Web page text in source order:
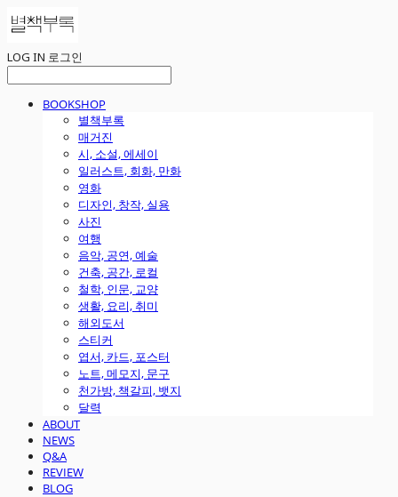
LOG IN 로그인
BOOKSHOP
별책부록
매거진
시, 소설, 에세이
일러스트, 회화, 만화
영화
디자인, 창작, 실용
사진
여행
음악, 공연, 예술
건축, 공간, 로컬
철학, 인문, 교양
생활, 요리, 취미
해외도서
스티커
엽서, 카드, 포스터
노트, 메모지, 문구
천가방, 책갈피, 뱃지
달력
ABOUT
NEWS
Q&A
REVIEW
BLOG